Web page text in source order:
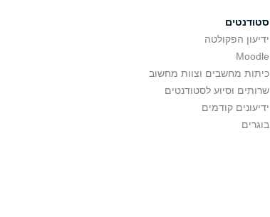
סטודנטים
ידיעון הפקולטה
Moodle
כיתות מחשבים וצוות מחשוב
שרותים וסיוע לסטודנטים
ידיעונים קודמים
בוגרים